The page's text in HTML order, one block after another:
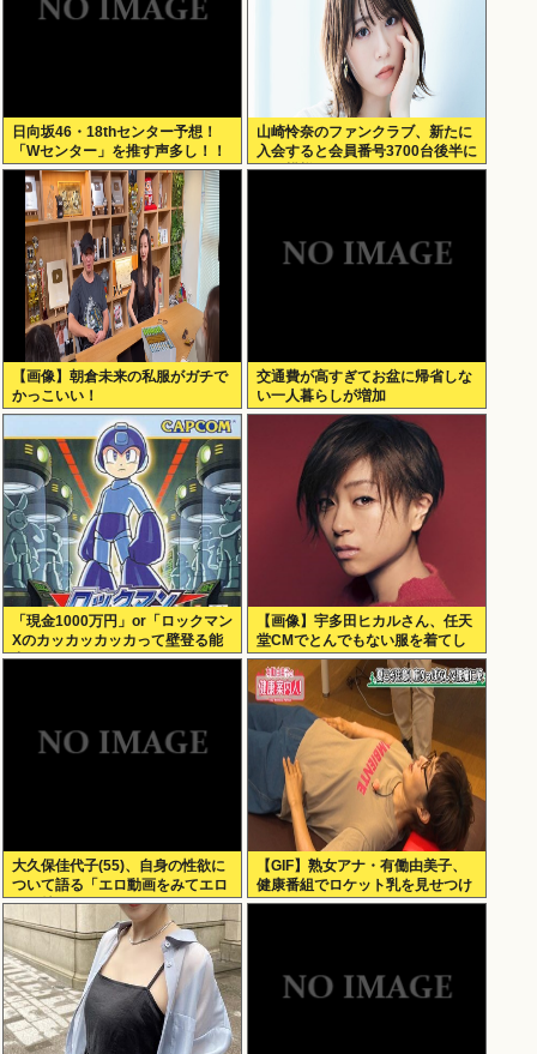
日向坂46・18thセンター予想！
「Wセンター」を推す声多し！！
山崎怜奈のファンクラブ、新たに
入会すると会員番号3700台後半に
なる模様www
【画像】朝倉未来の私服がガチで
かっこいい！
交通費が高すぎてお盆に帰省しな
い一人暮らしが増加
「現金1000万円」or「ロックマン
Xのカッカッカッカって壁登る能
力」
【画像】宇多田ヒカルさん、任天
堂CMでとんでもない服を着てし
まうwww
大久保佳代子(55)、自身の性欲に
ついて語る「エロ動画をみてエロ
い気持ちになる」
【GIF】熟女アナ・有働由美子、
健康番組でロケット乳を見せつけ
る